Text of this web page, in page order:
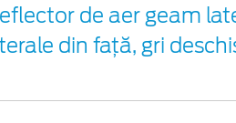
de aer geam
din faţă, gri